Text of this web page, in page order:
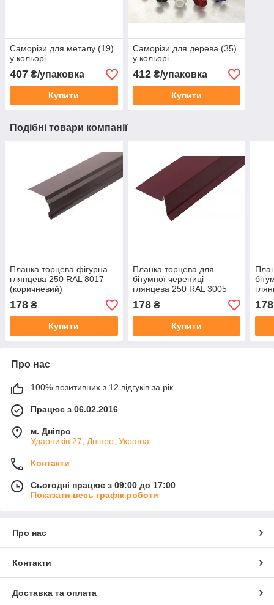
Саморізи для металу (19)
у кольорі
407 ₴/упаковка
Купити
Саморізи для дерева (35)
у кольорі
412₴/упаковка
Купити
Подібні товари компанії
Планка торцева фігурна
глянцева 250 RAL 8017
(коричневий)
178 ₴
Купити
Планка торцева для
бітумної черепиці
глянцева 250 RAL 3005
178₴
Купити
178
Про нас
100% позитивних з 12 відгуків за рік
Працює з 06.02.2016
м. Дніпро
Ударників 27, Дніпро, Україна
Контакти
Сьогодні працює з 09:00 до 17:00
Показати весь графік роботи
Про нас
Контакти
Доставка та оплата